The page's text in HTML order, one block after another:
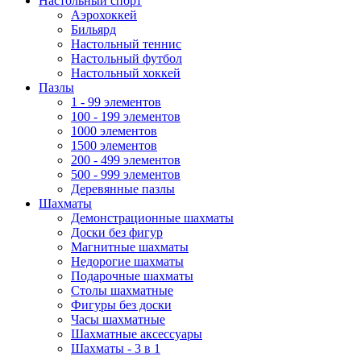
Аэрохоккей
Бильярд
Настольный теннис
Настольный футбол
Настольный хоккей
Пазлы
1 - 99 элементов
100 - 199 элементов
1000 элементов
1500 элементов
200 - 499 элементов
500 - 999 элементов
Деревянные пазлы
Шахматы
Демонстрационные шахматы
Доски без фигур
Магнитные шахматы
Недорогие шахматы
Подарочные шахматы
Столы шахматные
Фигуры без доски
Часы шахматные
Шахматные аксессуары
Шахматы - 3 в 1